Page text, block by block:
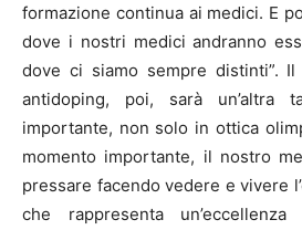
formazione continua ai medici. E
dove i nostri medici andranno
dove ci siamo sempre distinti”.
antidoping, poi, sarà un’altra
importante, non solo in ottica
momento importante, il nostro
pressare facendo vedere e vivere
che rappresenta